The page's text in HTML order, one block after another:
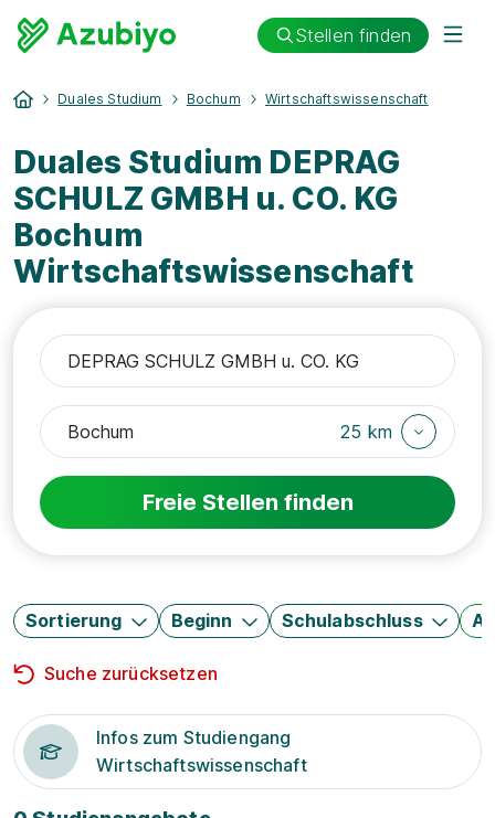
Stellen finden
Duales Studium Bochum Wirtschaftswissenschaft
Duales Studium DEPRAG
SCHULZ GMBH u. CO. KG
Bochum
Wirtschaftswissenschaft
25 km
Freie Stellen finden
Sortierung Beginn Schulabschluss
Suche zurücksetzen
Infos zum Studiengang
Wirtschaftswissenschaft